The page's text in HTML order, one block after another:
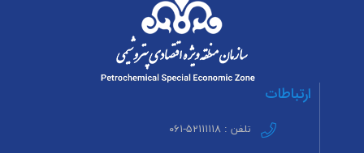
ارتباطات
تلفن : ۵۲۱۱۱۱۱۸-۰۶۱